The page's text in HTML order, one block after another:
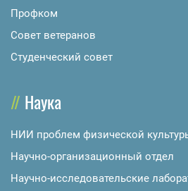
Профком
Совет ветеранов
Студенческий совет
Наука
НИИ проблем физической
Научно-организационный отдел
Научно-исследовательские